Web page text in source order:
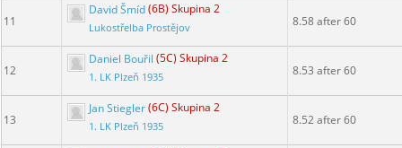
11
David Šmíd(6B) Skupina 2
Lukostřelba Prostějov 8.58 after 60
12
Daniel Bouřil (5C) Skupina 2
1. LK Plzeň 1935 8.53 after 60
13
Jan Stiegler(6C) Skupina 2
1. LK Plzeň 1935 8.52 after 60